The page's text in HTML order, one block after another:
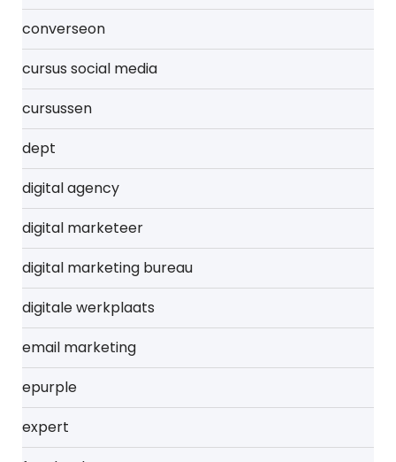
converseon
cursus social media
cursussen
dept
digital agency
digital marketeer
digital marketing bureau
digitale werkplaats
email marketing
epurple
expert